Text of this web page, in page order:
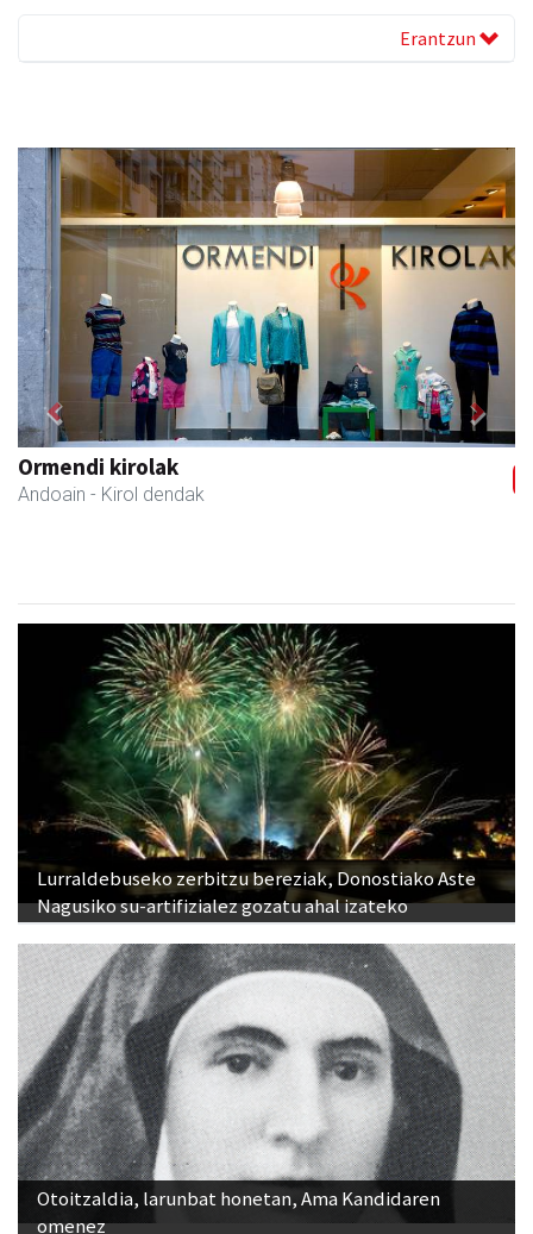
Erantzun
Izkiriota ardoak
Andoain - Ardoak
Previous Next
Lurraldebuseko zerbitzu bereziak, Donostiako Aste
Nagusiko su-artifizialez gozatu ahal izateko
Otoitzaldia, larunbat honetan, Ama Kandidaren
omenez